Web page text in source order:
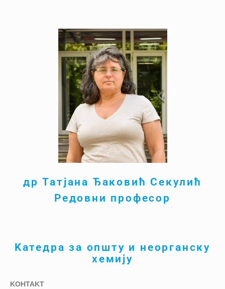
др Татјана Ђаковић Секулић
Редовни професор
Kатедра за општу и неорганску
хемију
KОНТАKТ